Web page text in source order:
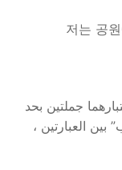
جملتين بحد
العبارتين ،